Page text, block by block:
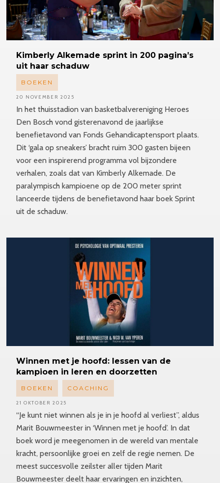
Kimberly Alkemade sprint in 200 pagina’s
uit haar schaduw
In het thuisstadion van basketbalvereniging Heroes
Den Bosch vond gisterenavond de jaarlijkse
benefietavond van Fonds Gehandicaptensport plaats.
Dit ‘gala op sneakers’ bracht ruim 300 gasten bijeen
voor een inspirerend programma vol bijzondere
verhalen, zoals dat van Kimberly Alkemade. De
paralympisch kampioene op de 200 meter sprint
lanceerde tijdens de benefietavond haar boek Sprint
uit de schaduw.
BOEKEN
20 NOVEMBER 2025
Winnen met je hoofd: lessen van de
kampioen in leren en doorzetten
“Je kunt niet winnen als je in je hoofd al verliest”, aldus
Marit Bouwmeester in ‘Winnen met je hoofd’. In dat
boek word je meegenomen in de wereld van mentale
kracht, persoonlijke groei en zelf de regie nemen. De
meest succesvolle zeilster aller tijden Marit
Bouwmeester deelt haar ervaringen en inzichten,
BOEKEN COACHING
21 OKTOBER 2025